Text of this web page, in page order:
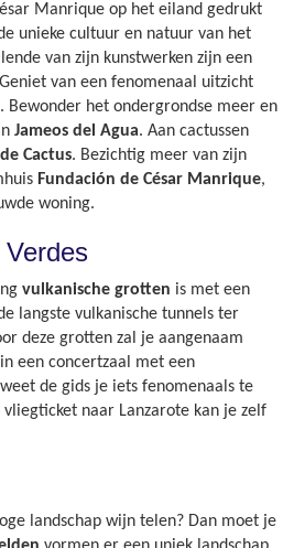
Manrique op het eiland gedrukt
unieke cultuur en natuur van het
van zijn kunstwerken zijn een
van een fenomenaal uitzicht
. Bewonder het ondergrondse meer en
Jameos del Agua. Aan cactussen
Cactus. Bezichtig meer van zijn
Fundación de César Manrique,
woning.
vulkanische grotten is met een
langste vulkanische tunnels ter
deze grotten zal je aangenaam
een concertzaal met een
de gids je iets fenomenaals te
naar Lanzarote kan je zelf
landschap wijn telen? Dan moet je